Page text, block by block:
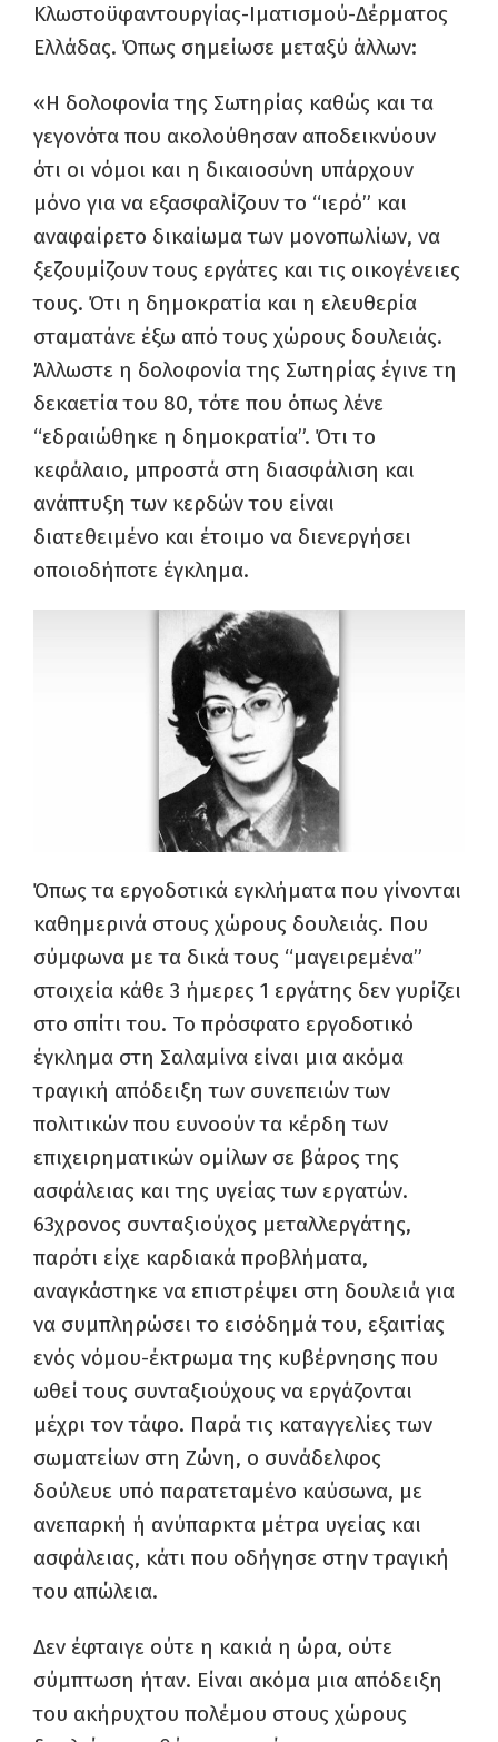
Κλωστοϋφαντουργίας-Ιματισμού-Δέρματος
Ελλάδας. Όπως σημείωσε μεταξύ άλλων:
«Η δολοφονία της Σωτηρίας καθώς και τα
γεγονότα που ακολούθησαν αποδεικνύουν
ότι οι νόμοι και η δικαιοσύνη υπάρχουν
μόνο για να εξασφαλίζουν το “ιερό” και
αναφαίρετο δικαίωμα των μονοπωλίων, να
ξεζουμίζουν τους εργάτες και τις οικογένειες
τους. Ότι η δημοκρατία και η ελευθερία
σταματάνε έξω από τους χώρους δουλειάς.
Άλλωστε η δολοφονία της Σωτηρίας έγινε τη
δεκαετία του 80, τότε που όπως λένε
“εδραιώθηκε η δημοκρατία”. Ότι το
κεφάλαιο, μπροστά στη διασφάλιση και
ανάπτυξη των κερδών του είναι
διατεθειμένο και έτοιμο να διενεργήσει
οποιοδήποτε έγκλημα.
Όπως τα εργοδοτικά εγκλήματα που γίνονται
καθημερινά στους χώρους δουλειάς. Που
σύμφωνα με τα δικά τους “μαγειρεμένα”
στοιχεία κάθε 3 ήμερες 1 εργάτης δεν γυρίζει
στο σπίτι του. Το πρόσφατο εργοδοτικό
έγκλημα στη Σαλαμίνα είναι μια ακόμα
τραγική απόδειξη των συνεπειών των
πολιτικών που ευνοούν τα κέρδη των
επιχειρηματικών ομίλων σε βάρος της
ασφάλειας και της υγείας των εργατών.
63χρονος συνταξιούχος μεταλλεργάτης,
παρότι είχε καρδιακά προβλήματα,
αναγκάστηκε να επιστρέψει στη δουλειά για
να συμπληρώσει το εισόδημά του, εξαιτίας
ενός νόμου-έκτρωμα της κυβέρνησης που
ωθεί τους συνταξιούχους να εργάζονται
μέχρι τον τάφο. Παρά τις καταγγελίες των
σωματείων στη Ζώνη, ο συνάδελφος
δούλευε υπό παρατεταμένο καύσωνα, με
ανεπαρκή ή ανύπαρκτα μέτρα υγείας και
ασφάλειας, κάτι που οδήγησε στην τραγική
του απώλεια.
Δεν έφταιγε ούτε η κακιά η ώρα, ούτε
σύμπτωση ήταν. Είναι ακόμα μια απόδειξη
του ακήρυχτου πολέμου στους χώρους